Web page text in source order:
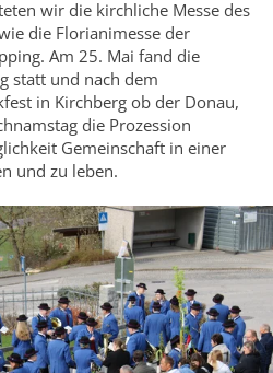
wir die kirchliche Messe des
die Florianimesse der
Am 25. Mai fand die
statt und nach dem
in Kirchberg ob der Donau,
die Prozession
Gemeinschaft in einer
und zu leben.